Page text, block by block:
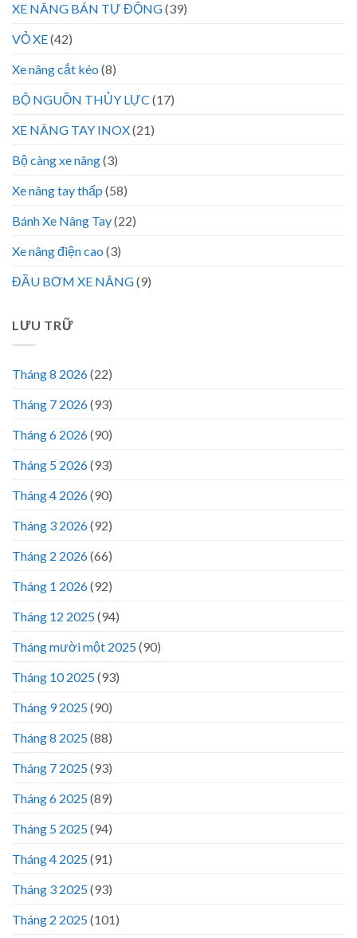
XE NÂNG BÁN TỰ ĐỘNG(39)
VỎ XE(42)
Xe nâng cắt kéo (8)
BỘ NGUỒN THỦY LỰC (17)
XE NÂNG TAY INOX(21)
Bộ càng xe nâng(3)
Xe nâng tay thấp (58)
Bánh Xe Nâng Tay(22)
Xe nâng điện cao (3)
ĐẦU BƠM XE NÂNG(9)
LƯU TRỮ
Tháng 8 2026(22)
Tháng 7 2026(93)
Tháng 6 2026(90)
Tháng 5 2026(93)
Tháng 4 2026(90)
Tháng 3 2026(92)
Tháng 2 2026(66)
Tháng 1 2026(92)
Tháng 12 2025(94)
Tháng mười một 2025(90)
Tháng 10 2025(93)
Tháng 9 2025(90)
Tháng 8 2025(88)
Tháng 7 2025(93)
Tháng 6 2025(89)
Tháng 5 2025(94)
Tháng 4 2025(91)
Tháng 3 2025(93)
Tháng 2 2025(101)